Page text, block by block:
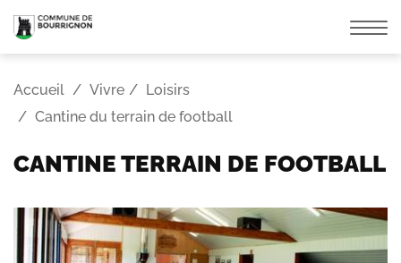
la
Accueil Vivre
Loisirs
Cantine du terrain de football
CANTINE TERRAIN DE FOOTBALL